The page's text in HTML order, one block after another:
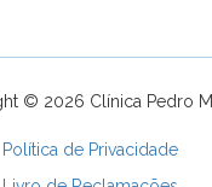
© 2026 Clínica Pedro
Política de Privacidade